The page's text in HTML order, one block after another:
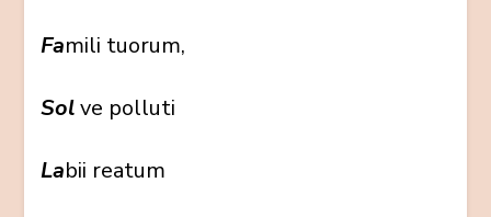
Famili tuorum,
Sol ve polluti
Labii reatum